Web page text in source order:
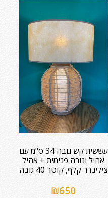
עששית קש גובה 34 ס"מ עם
אהיל ונורה פנימית + אהיל
צילינדר קלף, קוטר 40 גובה
₪650